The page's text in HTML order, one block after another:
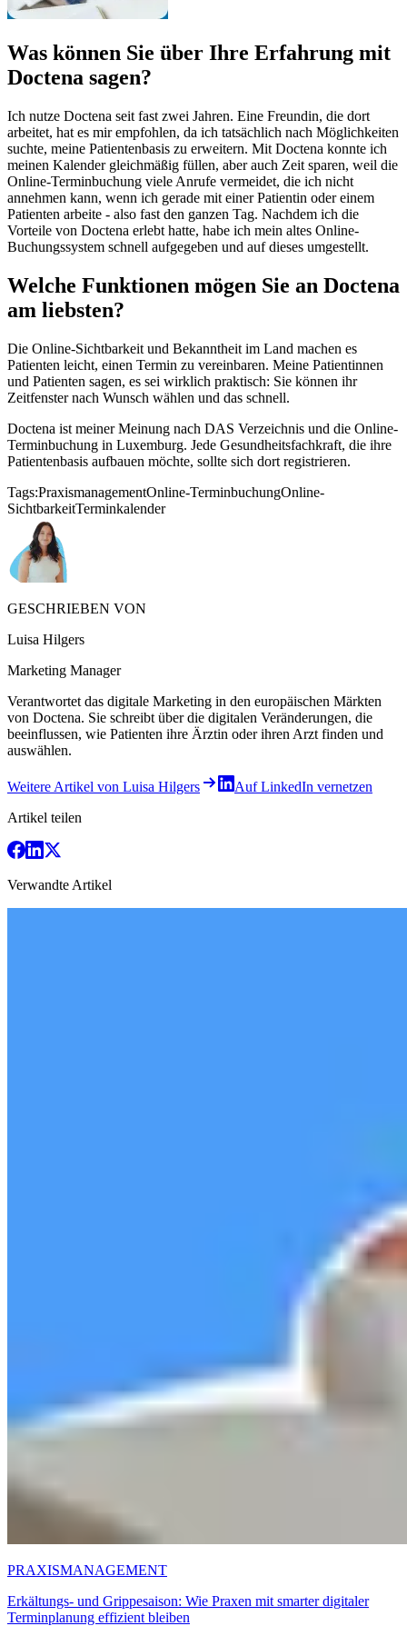
Was können Sie über Ihre Erfahrung mit
Doctena sagen?
Ich nutze Doctena seit fast zwei Jahren. Eine Freundin, die dort
arbeitet, hat es mir empfohlen, da ich tatsächlich nach Möglichkeiten
suchte, meine Patientenbasis zu erweitern. Mit Doctena konnte ich
meinen Kalender gleichmäßig füllen, aber auch Zeit sparen, weil die
Online-Terminbuchung viele Anrufe vermeidet, die ich nicht
annehmen kann, wenn ich gerade mit einer Patientin oder einem
Patienten arbeite - also fast den ganzen Tag. Nachdem ich die
Vorteile von Doctena erlebt hatte, habe ich mein altes Online-
Buchungssystem schnell aufgegeben und auf dieses umgestellt.
Welche Funktionen mögen Sie an Doctena
am liebsten?
Die Online-Sichtbarkeit und Bekanntheit im Land machen es
Patienten leicht, einen Termin zu vereinbaren. Meine Patientinnen
und Patienten sagen, es sei wirklich praktisch: Sie können ihr
Zeitfenster nach Wunsch wählen und das schnell.
Doctena ist meiner Meinung nach DAS Verzeichnis und die Online-
Terminbuchung in Luxemburg. Jede Gesundheitsfachkraft, die ihre
Patientenbasis aufbauen möchte, sollte sich dort registrieren.
Tags:PraxismanagementOnline-TerminbuchungOnline-
SichtbarkeitTerminkalender
GESCHRIEBEN VON
Luisa Hilgers
Marketing Manager
Verantwortet das digitale Marketing in den europäischen Märkten
von Doctena. Sie schreibt über die digitalen Veränderungen, die
beeinflussen, wie Patienten ihre Ärztin oder ihren Arzt finden und
auswählen.
Weitere Artikel von Luisa Hilgers
Auf LinkedIn vernetzen
Artikel teilen
Verwandte Artikel
PRAXISMANAGEMENT
Erkältungs- und Grippesaison: Wie Praxen mit smarter digitaler
Terminplanung effizient bleiben